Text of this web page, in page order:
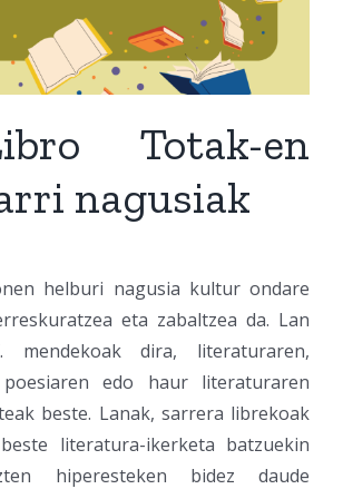
Totak-en
nagusiak
helburi nagusia kultur ondare
eta zabaltzea da. Lan
mendekoak dira, literaturaren,
edo haur literaturaren
beste. Lanak, sarrera librekoak
literatura-ikerketa batzuekin
hiperesteken bidez daude